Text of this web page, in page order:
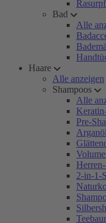
Bad
Alle
Haare
Alle anzeigen
Shampoos
Alle
Pre-
2-in-1-